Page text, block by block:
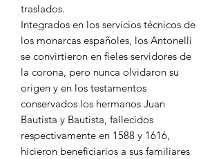
traslados.
Integrados en los servicios técnicos de
los monarcas españoles, los Antonelli
se convirtieron en fieles servidores de
la corona, pero nunca olvidaron su
origen y en los testamentos
conservados los hermanos Juan
Bautista y Bautista, fallecidos
respectivamente en 1588 y 1616,
hicieron beneficiarios a sus familiares